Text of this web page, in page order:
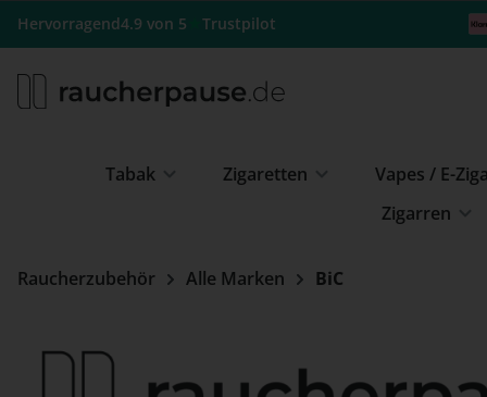
Hauptinhalt springen
Zur Suche springen
Zur Hauptnavigation springen
Hervorragend4.9 von 5 Trustpilot
Tabak Zigaretten Vapes / E-
Zigarren
Raucherzubehör Alle Marken BiC